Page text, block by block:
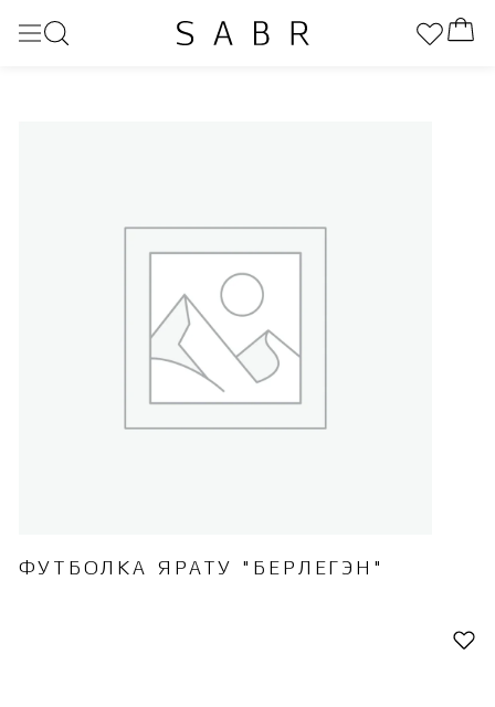
ФУТБОЛКА ЯРАТУ "БЕРЛЕГЭН"